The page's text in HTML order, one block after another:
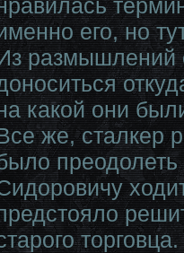
его, но
размышлений
какой они
же, сталкер
торговца.